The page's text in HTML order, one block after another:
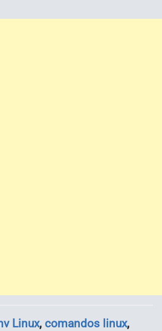
Linux, comandos linux,